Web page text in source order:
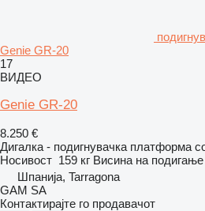
Genie GR-20
17
ВИДЕО
Genie GR-20
8.250 €
Дигалка - подигнувачка платформа
Носивост 159 кг Висина на подигање
Шпанија, Tarragona
GAM SA
Контактирајте го продавачот